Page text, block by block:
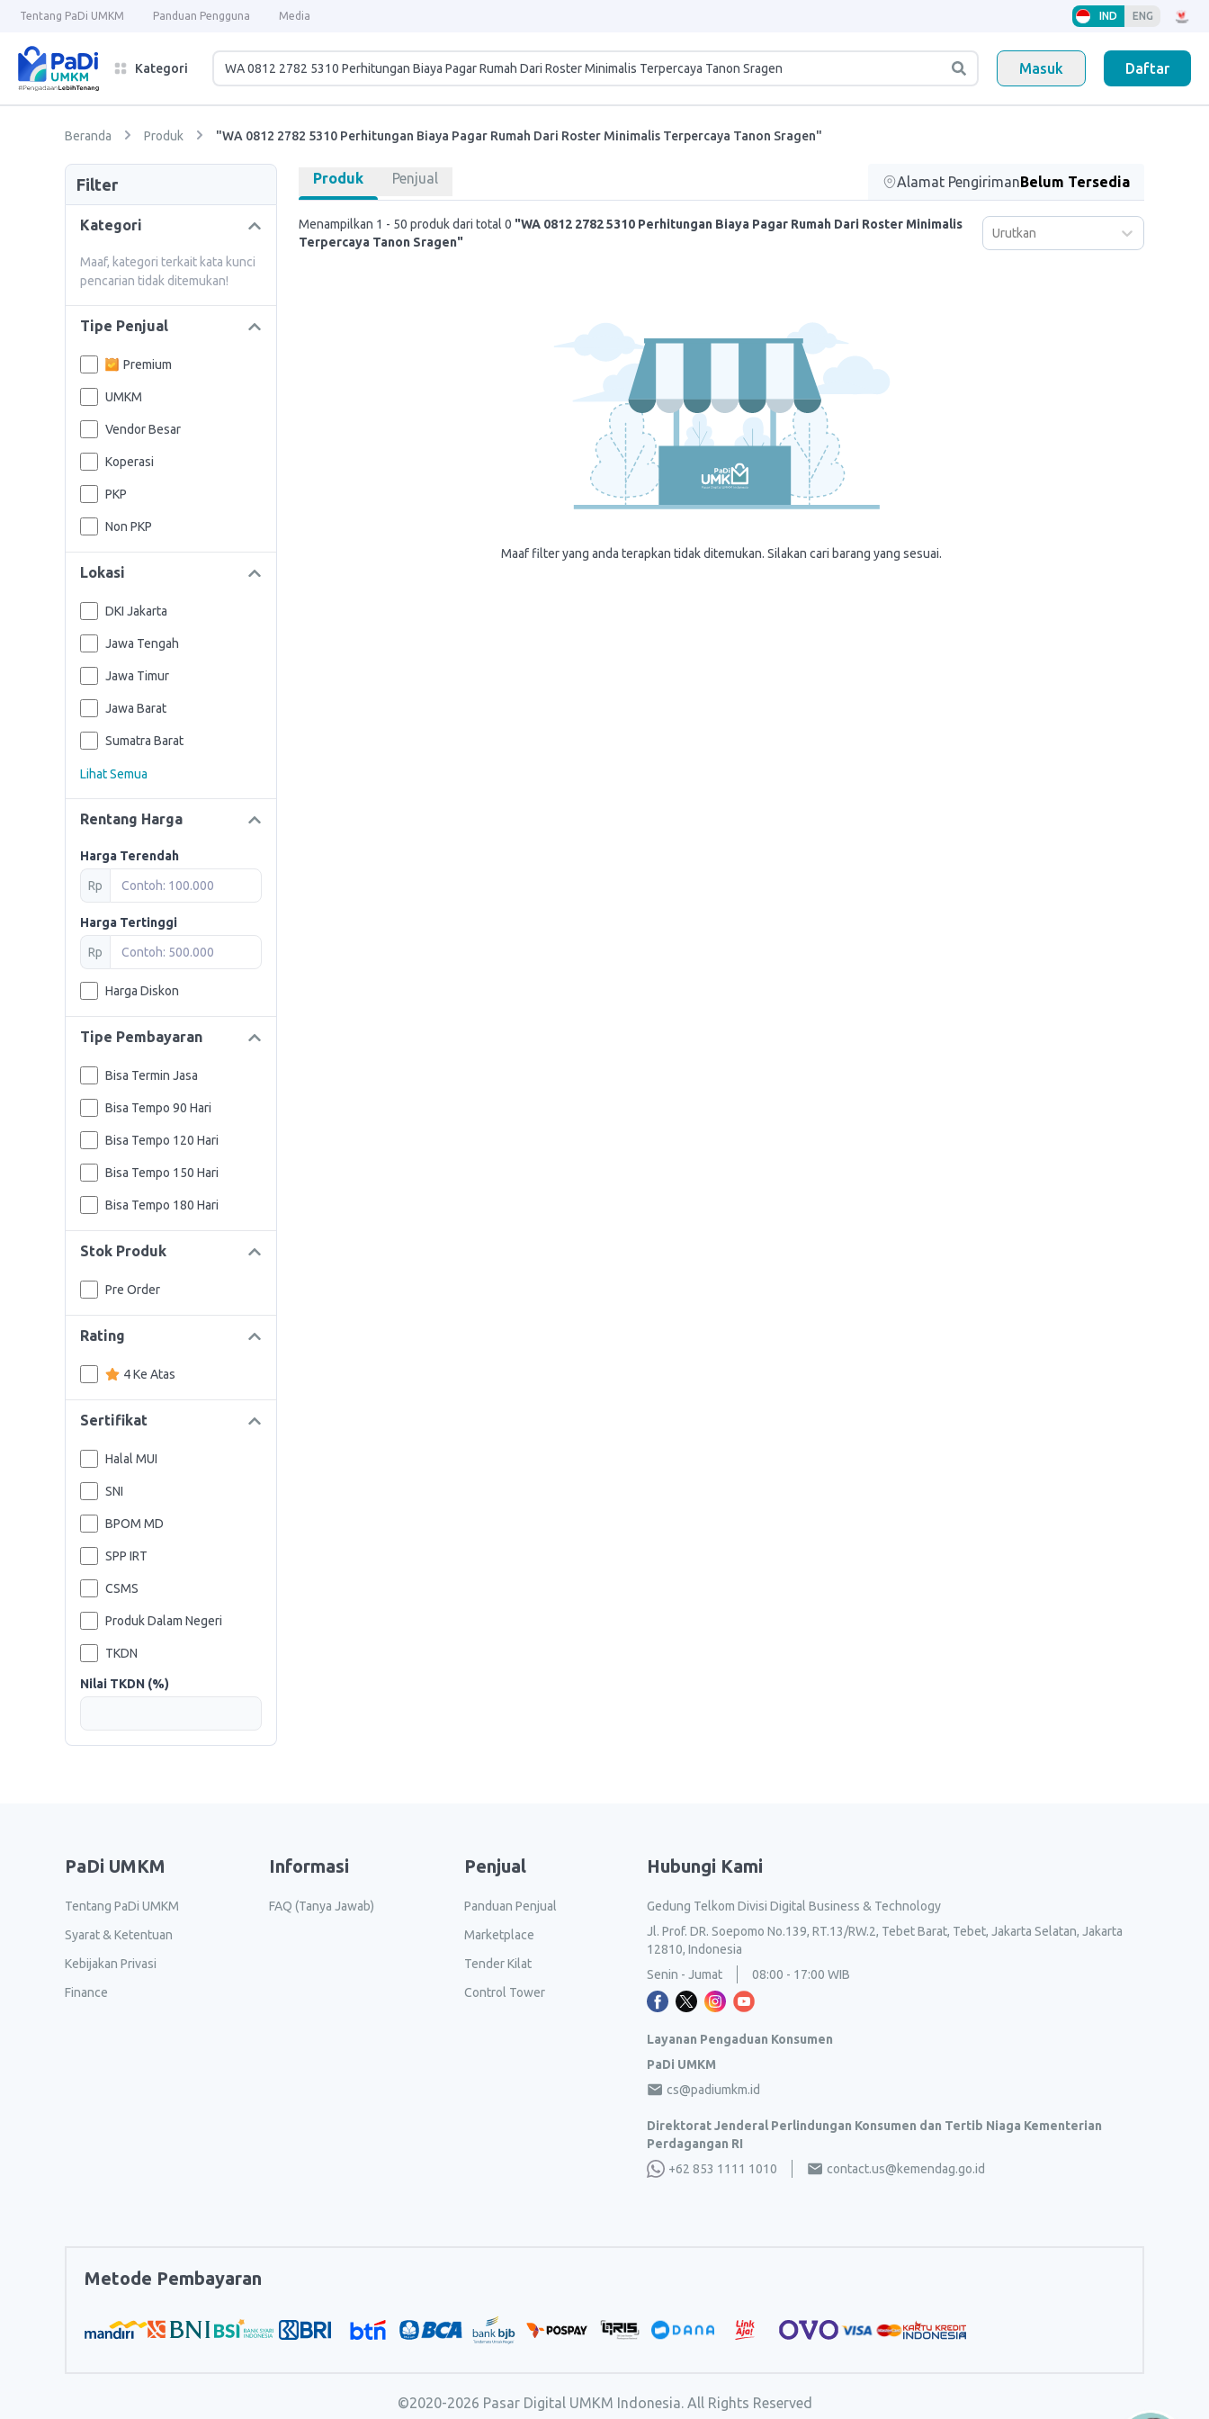
Tentang PaDi UMKM Panduan Pengguna Media IND ENG
Kategori Masuk Daftar
Beranda Produk "WA 0812 2782 5310 Perhitungan Biaya Pagar Rumah Dari Roster Minimalis Terpercaya Tanon Sragen"
Filter
Kategori
Maaf, kategori terkait kata kunci
pencarian tidak ditemukan!
Tipe Penjual
Premium
UMKM
Vendor Besar
Koperasi
PKP
Non PKP
Lokasi
DKI Jakarta
Jawa Tengah
Jawa Timur
Jawa Barat
Sumatra Barat
Lihat Semua
Rentang Harga
Harga Terendah
Rp
Harga Tertinggi
Rp
Harga Diskon
Tipe Pembayaran
Bisa Termin Jasa
Bisa Tempo 90 Hari
Bisa Tempo 120 Hari
Bisa Tempo 150 Hari
Bisa Tempo 180 Hari
Stok Produk
Pre Order
Rating
4 Ke Atas
Sertifikat
Halal MUI
SNI
BPOM MD
SPP IRT
CSMS
Produk Dalam Negeri
TKDN
Nilai TKDN (%)
Produk Penjual Alamat PengirimanBelum Tersedia
Menampilkan 1 - 50 produk dari total 0 "WA 0812 2782 5310 Perhitungan Biaya Pagar Rumah Dari Roster Minimalis
Terpercaya Tanon Sragen"
Urutkan
Maaf filter yang anda terapkan tidak ditemukan. Silakan cari barang yang sesuai.
PaDi UMKM
Tentang PaDi UMKM
Syarat & Ketentuan
Kebijakan Privasi
Finance
Informasi
FAQ (Tanya Jawab)
Penjual
Panduan Penjual
Marketplace
Tender Kilat
Control Tower
Hubungi Kami
Gedung Telkom Divisi Digital Business & Technology
Jl. Prof. DR. Soepomo No.139, RT.13/RW.2, Tebet Barat, Tebet, Jakarta Selatan, Jakarta
12810, Indonesia
Senin - Jumat
08:00 - 17:00 WIB
Layanan Pengaduan Konsumen
PaDi UMKM
cs@padiumkm.id
Direktorat Jenderal Perlindungan Konsumen dan Tertib Niaga Kementerian
Perdagangan RI
+62 853 1111 1010
contact.us@kemendag.go.id
Metode Pembayaran
©2020-2026 Pasar Digital UMKM Indonesia. All Rights Reserved